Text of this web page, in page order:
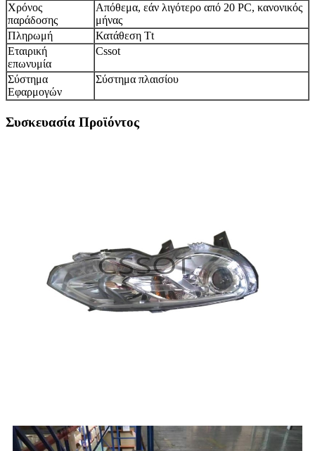
Χρόνος
παράδοσης
Απόθεμα, εάν λιγότερο από 20 PC, κανονικός
μήνας
Πληρωμή
Κατάθεση Tt
Εταιρική
επωνυμία
Cssot
Σύστημα
Εφαρμογών
Σύστημα πλαισίου
Συσκευασία Προϊόντος